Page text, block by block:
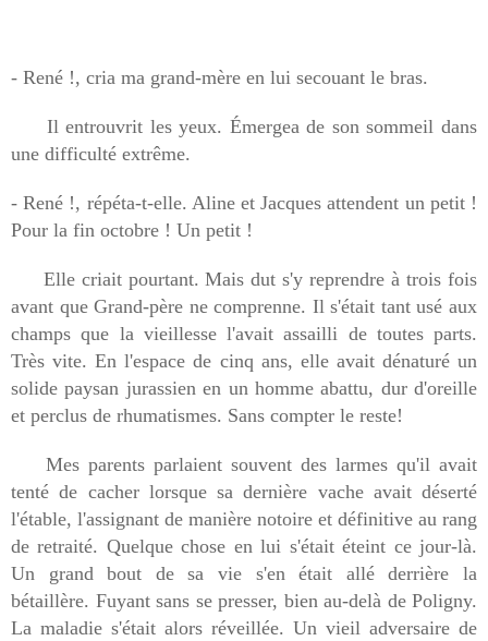
- René !, cria ma grand-mère en lui secouant le bras.
Il entrouvrit les yeux. Émergea de son sommeil dans
une difficulté extrême.
- René !, répéta-t-elle. Aline et Jacques attendent un petit !
Pour la fin octobre ! Un petit !
Elle criait pourtant. Mais dut s'y reprendre à trois fois
avant que Grand-père ne comprenne. Il s'était tant usé aux
champs que la vieillesse l'avait assailli de toutes parts.
Très vite. En l'espace de cinq ans, elle avait dénaturé un
solide paysan jurassien en un homme abattu, dur d'oreille
et perclus de rhumatismes. Sans compter le reste!
Mes parents parlaient souvent des larmes qu'il avait
tenté de cacher lorsque sa dernière vache avait déserté
l'étable, l'assignant de manière notoire et définitive au rang
de retraité. Quelque chose en lui s'était éteint ce jour-là.
Un grand bout de sa vie s'en était allé derrière la
bétaillère. Fuyant sans se presser, bien au-delà de Poligny.
La maladie s'était alors réveillée. Un vieil adversaire de